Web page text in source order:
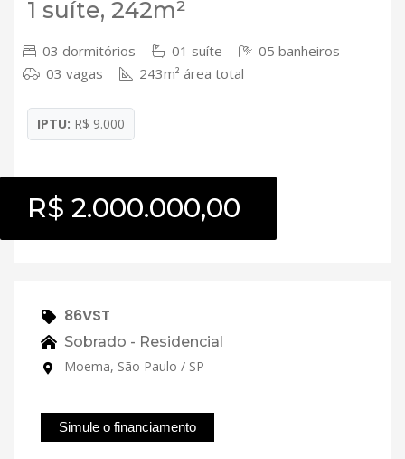
1 suíte, 242m²
03 dormitórios 01 suíte
05 banheiros
03 vagas
243m² área total
IPTU: R$ 9.000
R$ 2.000.000,00
86VST
Sobrado - Residencial
Moema, São Paulo / SP
Simule o financiamento